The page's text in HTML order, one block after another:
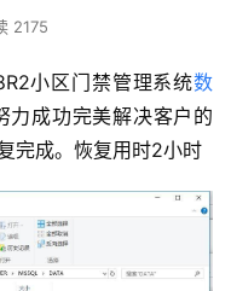
2175
小区门禁管理系统数
力成功完美解决客户的
完成。恢复用时2小时